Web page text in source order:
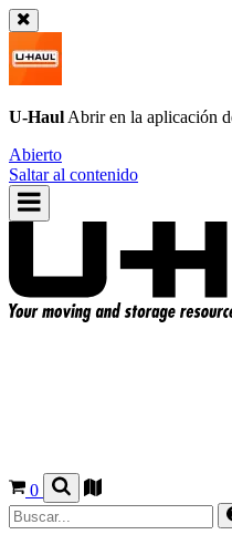
U-Haul Abrir en la aplicación
Abierto
Saltar al contenido
0